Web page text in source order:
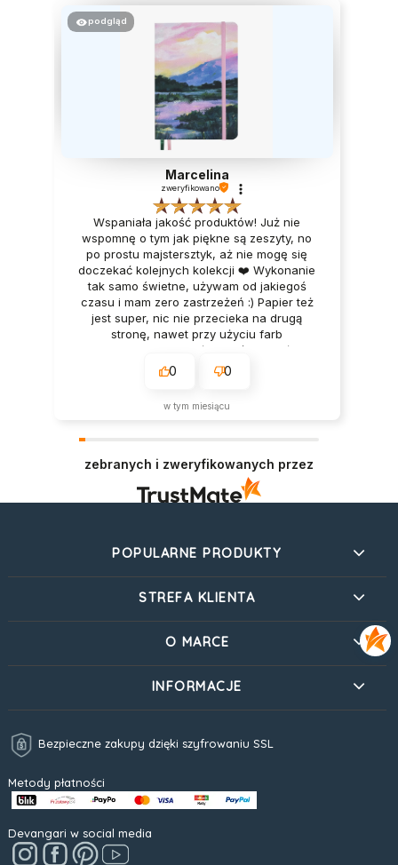
podgląd
Marcelina
zweryfikowano
Wspaniała jakość produktów! Już nie
wspomnę o tym jak piękne są zeszyty, no
po prostu majstersztyk, aż nie mogę się
doczekać kolejnych kolekcji ❤️ Wykonanie
tak samo świetne, używam od jakiegoś
czasu i mam zero zastrzeżeń :) Papier też
jest super, nic nie przecieka na drugą
stronę, nawet przy użyciu farb
akwarelowych! Obsługa też przemiła i
serdeczna ❤️ To na pewno nie moje
0 0
w tym miesiącu
zebranych i zweryfikowanych przez
POPULARNE PRODUKTY
STREFA KLIENTA
O MARCE
INFORMACJE
Bezpieczne zakupy dzięki szyfrowaniu SSL
Metody płatności
Devangari w social media